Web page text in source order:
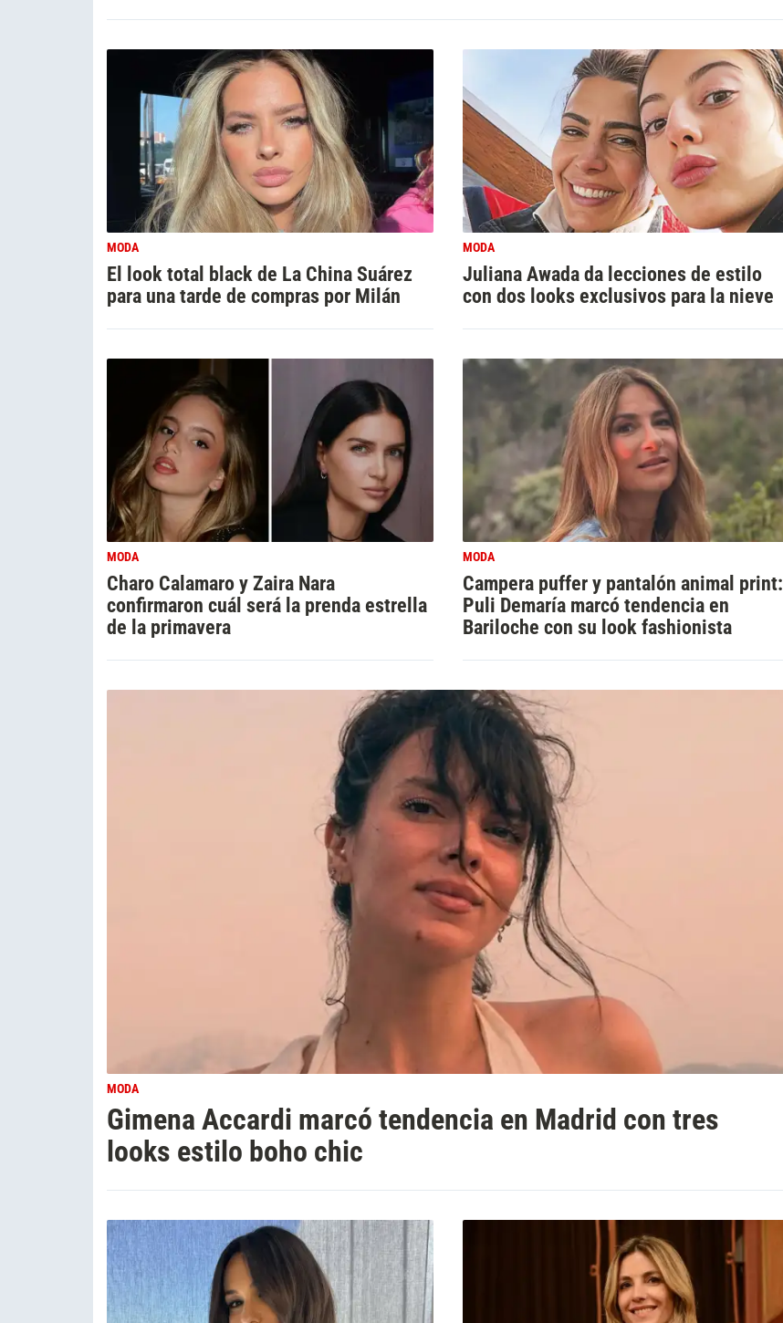
MODA
El look total black de La China Suárez
para una tarde de compras por Milán
MODA
Juliana Awada da lecciones de estilo
con dos looks exclusivos para la nieve
MODA
Charo Calamaro y Zaira Nara
confirmaron cuál será la prenda estrella
de la primavera
MODA
Campera puffer y pantalón animal print:
Puli Demaría marcó tendencia en
Bariloche con su look fashionista
MODA
Gimena Accardi marcó tendencia en Madrid con tres
looks estilo boho chic